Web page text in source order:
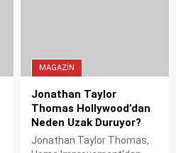
hesaplaşıyor. Film, Nolan'ın
zamansız temalarını antik
bir hikâyeyle harmanlayarak
sinema tarihine geçiyor.
MAGAZIN
Jonathan Taylor
Thomas Hollywood’dan
Neden Uzak Duruyor?
Jonathan Taylor Thomas,